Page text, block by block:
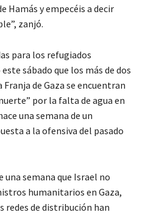
Hamás y empecéis a decir
zanjó.
para los refugiados
sábado que los más de dos
de Gaza se encuentran
por la falta de agua en
una semana de un
a la ofensiva del pasado
una semana que Israel no
humanitarios en Gaza,
redes de distribución han